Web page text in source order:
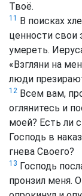
Твоё.
11
В поисках
ценности свои
умереть.
«Взгляни на
люди
12 Всем вам,
оглянитесь и
моей? Есть ли
Господь в
гнева Своего?
13 Господь
пронзил меня.